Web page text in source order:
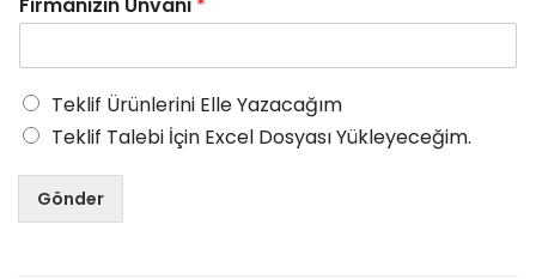
Teklif Ürünlerini Elle Yazacağım
Teklif Talebi İçin Excel Dosyası Yükleyeceğim.
Gönder